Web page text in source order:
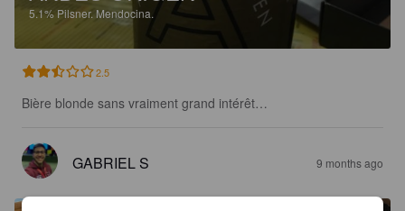
5.1% Pilsner. Mendocina.
2.5
Bière blonde sans vraiment grand intérêt…
GABRIEL S 9 months ago